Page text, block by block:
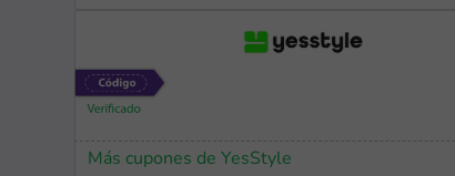
Más cupones de YesStyle